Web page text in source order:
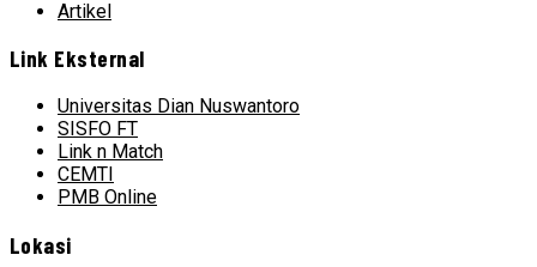
Artikel
Link Eksternal
Universitas Dian Nuswantoro
SISFO FT
Link n Match
CEMTI
PMB Online
Lokasi